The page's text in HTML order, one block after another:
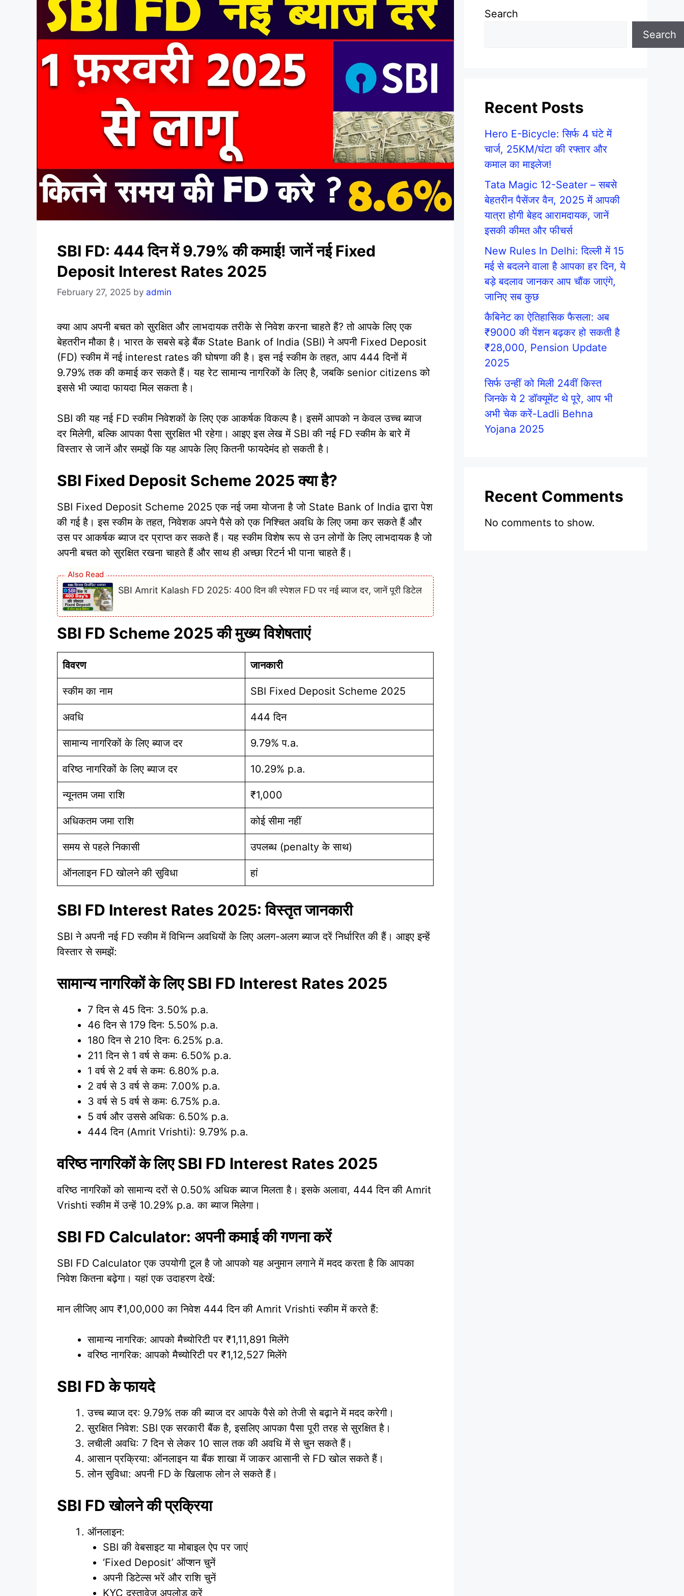
SBI FD: 444 दिन में 9.79% की कमाई! जानें नई Fixed
Deposit Interest Rates 2025
February 27, 2025 by admin
क्या आप अपनी बचत को सुरक्षित और लाभदायक तरीके से निवेश करना चाहते हैं? तो आपके लिए एक
बेहतरीन मौका है। भारत के सबसे बड़े बैंक State Bank of India (SBI) ने अपनी Fixed Deposit
(FD) स्कीम में नई interest rates की घोषणा की है। इस नई स्कीम के तहत, आप 444 दिनों में
9.79% तक की कमाई कर सकते हैं। यह रेट सामान्य नागरिकों के लिए है, जबकि senior citizens को
इससे भी ज्यादा फायदा मिल सकता है।
SBI की यह नई FD स्कीम निवेशकों के लिए एक आकर्षक विकल्प है। इसमें आपको न केवल उच्च ब्याज
दर मिलेगी, बल्कि आपका पैसा सुरक्षित भी रहेगा। आइए इस लेख में SBI की नई FD स्कीम के बारे में
विस्तार से जानें और समझें कि यह आपके लिए कितनी फायदेमंद हो सकती है।
SBI Fixed Deposit Scheme 2025 क्या है?
SBI Fixed Deposit Scheme 2025 एक नई जमा योजना है जो State Bank of India द्वारा पेश
की गई है। इस स्कीम के तहत, निवेशक अपने पैसे को एक निश्चित अवधि के लिए जमा कर सकते हैं और
उस पर आकर्षक ब्याज दर प्राप्त कर सकते हैं। यह स्कीम विशेष रूप से उन लोगों के लिए लाभदायक है जो
अपनी बचत को सुरक्षित रखना चाहते हैं और साथ ही अच्छा रिटर्न भी पाना चाहते हैं।
Also Read
SBI Amrit Kalash FD 2025: 400 दिन की स्पेशल FD पर नई ब्याज दर, जानें पूरी डिटेल
SBI FD Scheme 2025 की मुख्य विशेषताएं
विवरण जानकारी
स्कीम का नाम SBI Fixed Deposit Scheme 2025
अवधि 444 दिन
सामान्य नागरिकों के लिए ब्याज दर 9.79% प.a.
वरिष्ठ नागरिकों के लिए ब्याज दर 10.29% p.a.
न्यूनतम जमा राशि ₹1,000
अधिकतम जमा राशि कोई सीमा नहीं
समय से पहले निकासी उपलब्ध (penalty के साथ)
ऑनलाइन FD खोलने की सुविधा हां
SBI FD Interest Rates 2025: विस्तृत जानकारी
SBI ने अपनी नई FD स्कीम में विभिन्न अवधियों के लिए अलग-अलग ब्याज दरें निर्धारित की हैं। आइए इन्हें
विस्तार से समझें:
सामान्य नागरिकों के लिए SBI FD Interest Rates 2025
7 दिन से 45 दिन: 3.50% p.a.
46 दिन से 179 दिन: 5.50% p.a.
180 दिन से 210 दिन: 6.25% p.a.
211 दिन से 1 वर्ष से कम: 6.50% p.a.
1 वर्ष से 2 वर्ष से कम: 6.80% p.a.
2 वर्ष से 3 वर्ष से कम: 7.00% p.a.
3 वर्ष से 5 वर्ष से कम: 6.75% p.a.
5 वर्ष और उससे अधिक: 6.50% p.a.
444 दिन (Amrit Vrishti): 9.79% p.a.
वरिष्ठ नागरिकों के लिए SBI FD Interest Rates 2025
वरिष्ठ नागरिकों को सामान्य दरों से 0.50% अधिक ब्याज मिलता है। इसके अलावा, 444 दिन की Amrit
Vrishti स्कीम में उन्हें 10.29% p.a. का ब्याज मिलेगा।
SBI FD Calculator: अपनी कमाई की गणना करें
SBI FD Calculator एक उपयोगी टूल है जो आपको यह अनुमान लगाने में मदद करता है कि आपका
निवेश कितना बढ़ेगा। यहां एक उदाहरण देखें:
मान लीजिए आप ₹1,00,000 का निवेश 444 दिन की Amrit Vrishti स्कीम में करते हैं:
सामान्य नागरिक: आपको मैच्योरिटी पर ₹1,11,891 मिलेंगे
वरिष्ठ नागरिक: आपको मैच्योरिटी पर ₹1,12,527 मिलेंगे
SBI FD के फायदे
उच्च ब्याज दर: 9.79% तक की ब्याज दर आपके पैसे को तेजी से बढ़ाने में मदद करेगी।
सुरक्षित निवेश: SBI एक सरकारी बैंक है, इसलिए आपका पैसा पूरी तरह से सुरक्षित है।
लचीली अवधि: 7 दिन से लेकर 10 साल तक की अवधि में से चुन सकते हैं।
आसान प्रक्रिया: ऑनलाइन या बैंक शाखा में जाकर आसानी से FD खोल सकते हैं।
लोन सुविधा: अपनी FD के खिलाफ लोन ले सकते हैं।
SBI FD खोलने की प्रक्रिया
ऑनलाइन:
SBI की वेबसाइट या मोबाइल ऐप पर जाएं
‘Fixed Deposit’ ऑप्शन चुनें
अपनी डिटेल्स भरें और राशि चुनें
KYC दस्तावेज अपलोड करें
Search
Search
Recent Posts
Hero E-Bicycle: सिर्फ 4 घंटे में
चार्ज, 25KM/घंटा की रफ्तार और
कमाल का माइलेज!
Tata Magic 12-Seater – सबसे
बेहतरीन पैसेंजर वैन, 2025 में आपकी
यात्रा होगी बेहद आरामदायक, जानें
इसकी कीमत और फीचर्स
New Rules In Delhi: दिल्ली में 15
मई से बदलने वाला है आपका हर दिन, ये
बड़े बदलाव जानकर आप चौंक जाएंगे,
जानिए सब कुछ
कैबिनेट का ऐतिहासिक फैसला: अब
₹9000 की पेंशन बढ़कर हो सकती है
₹28,000, Pension Update
2025
सिर्फ उन्हीं को मिली 24वीं किस्त
जिनके ये 2 डॉक्यूमेंट थे पूरे, आप भी
अभी चेक करें-Ladli Behna
Yojana 2025
Recent Comments
No comments to show.